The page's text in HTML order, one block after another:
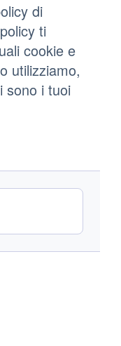
di
ti
cookie e
utilizziamo,
sono i tuoi